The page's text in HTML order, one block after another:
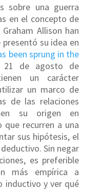
sobre una guerra
en el concepto de
Allison han
su idea en
been sprung in the
de agosto de
un carácter
un marco de
de las relaciones
su origen en
que recurren a una
sus hipótesis, el
Sin negar
es preferible
más empírica a
inductivo y ver qué